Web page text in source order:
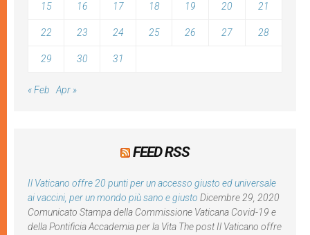
15 16 17 18 19 20 21
22 23 24 25 26 27 28
29 30 31
« Feb Apr »
FEED RSS
Il Vaticano offre 20 punti per un accesso giusto ed universale
ai vaccini, per un mondo più sano e giusto Dicembre 29, 2020
Comunicato Stampa della Commissione Vaticana Covid-19 e
della Pontificia Accademia per la Vita The post Il Vaticano offre